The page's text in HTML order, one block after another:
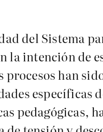
del Sistema
la intención de
procesos han
específicas
pedagógicas,